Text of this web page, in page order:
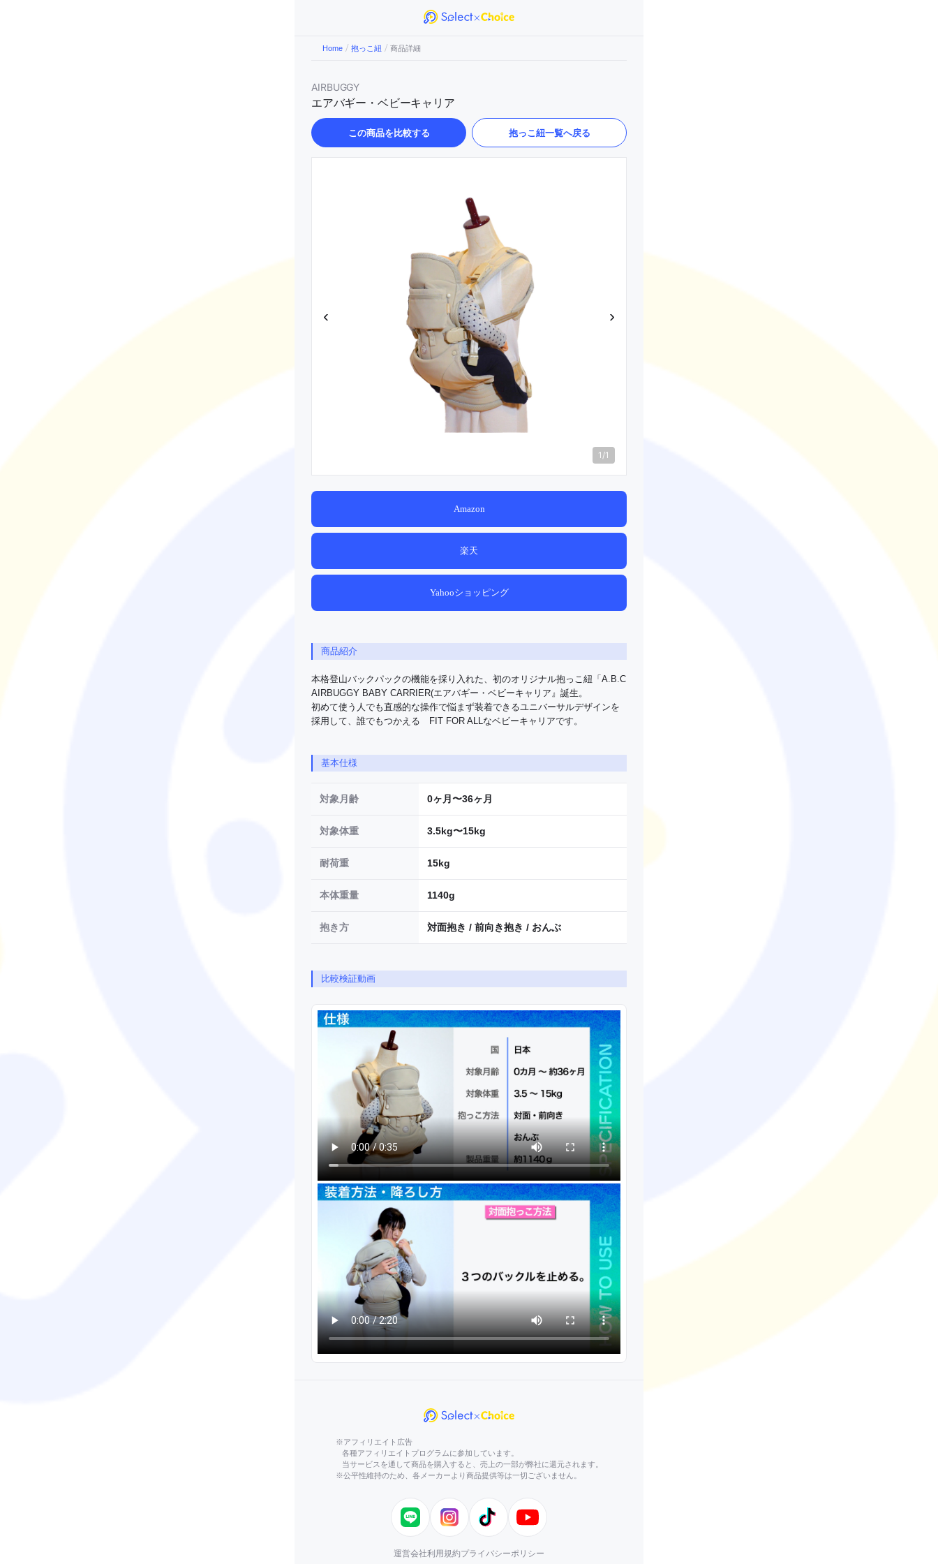
Home / 抱っこ紐 / 商品詳細
AIRBUGGY
エアバギー・ベビーキャリア
この商品を比較する 抱っこ紐一覧へ戻る
‹ ›
1 /1
Amazon
楽天
Yahooショッピング
商品紹介
本格登山バックパックの機能を採り入れた、初のオリジナル抱っこ紐「A.B.C
AIRBUGGY BABY CARRIER(エアバギー・ベビーキャリア』誕生。
初めて使う人でも直感的な操作で悩まず装着できるユニバーサルデザインを
採用して、誰でもつかえる　FIT FOR ALLなベビーキャリアです。
基本仕様
対象月齢 0ヶ月〜36ヶ月
対象体重 3.5kg〜15kg
耐荷重 15kg
本体重量 1140g
抱き方 対面抱き / 前向き抱き / おんぶ
比較検証動画
※アフィリエイト広告
各種アフィリエイトプログラムに参加しています。
当サービスを通して商品を購入すると、売上の一部が弊社に還元されます。
※公平性維持のため、各メーカーより商品提供等は一切ございません。
LINE InstagramTikTok YouTube
運営会社利用規約プライバシーポリシー